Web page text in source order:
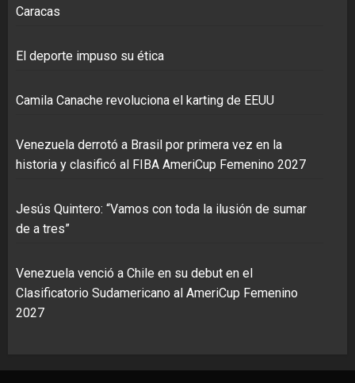
Caracas
El deporte impuso su ética
Camila Canache revoluciona el karting de EEUU
Venezuela derrotó a Brasil por primera vez en la
historia y clasificó al FIBA AmeriCup Femenino 2027
Jesús Quintero: “Vamos con toda la ilusión de sumar
de a tres”
Venezuela venció a Chile en su debut en el
Clasificatorio Sudamericano al AmeriCup Femenino
2027